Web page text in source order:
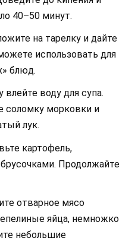
40–50 минут.
на тарелку и дайте
использовать для
блюд.
воду для супа.
соломку морковки и
лук.
картофель,
Продолжайте
отварное мясо
яйца, немножко
небольшие